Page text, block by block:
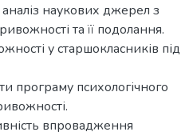
наукових джерел з
та її подолання.
у старшокласників під
програму психологічного
впровадження